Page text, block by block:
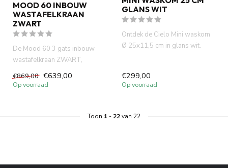
MOOD 60 INBOUW
WASTAFELKRAAN
ZWART
De Mood 60 3 gats inbouw
wastafelkraan ZWART,
gemaakt van volledig DZR
messing. ...
€869,00 €639,00
Op voorraad
GLANS WIT
Ontdek de Cielo Mini waskom
Ø 25x11,5 cm in glans wit.
€299,00
Op voorraad
Toon 1 - 22van 22